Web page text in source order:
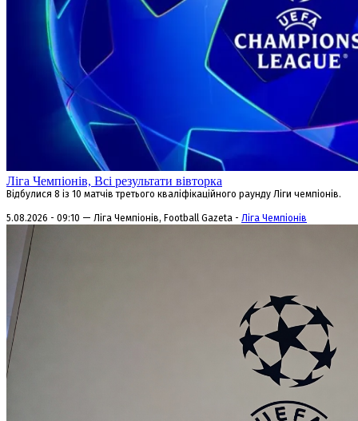
Ліга Чемпіонів, Всі результати вівторка
Відбулися 8 із 10 матчів третього кваліфікаційного раунду Ліги чемпіонів.
5.08.2026 - 09:10 — Ліга Чемпіонів, Football Gazeta - Ліга Чемпіонів